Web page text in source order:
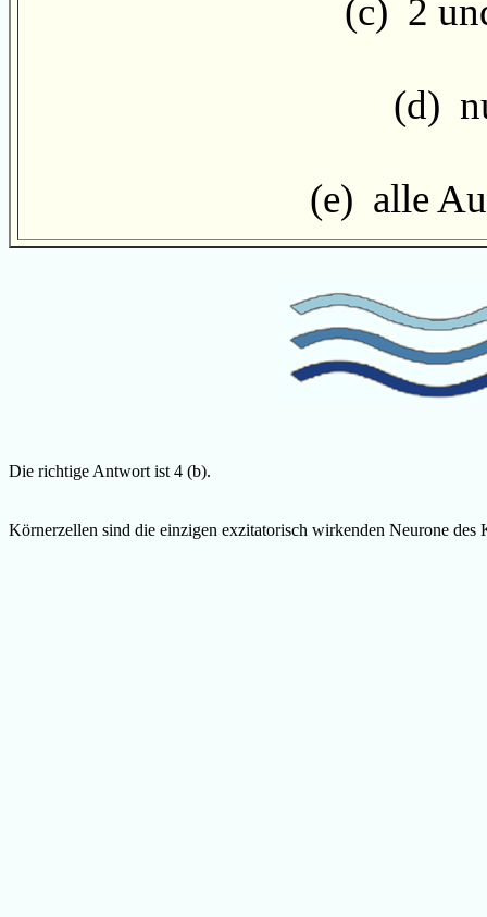
(c) 2
(d)
(e) alle
Die richtige Antwort ist 4 (b).
Körnerzellen sind die einzigen exzitatorisch wirkenden Neurone des